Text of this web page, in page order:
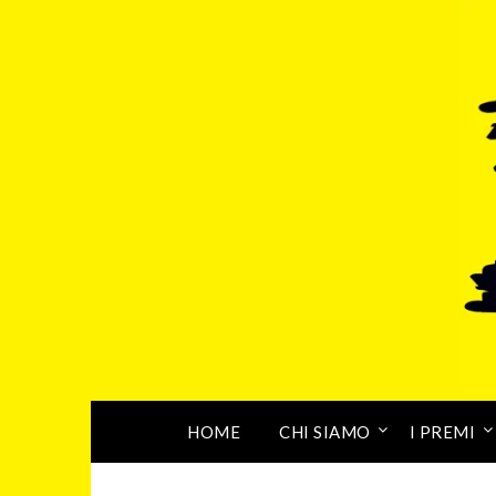
HOME CHI SIAMO I PREMI